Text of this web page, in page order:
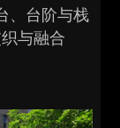
、台阶与栈
与融合